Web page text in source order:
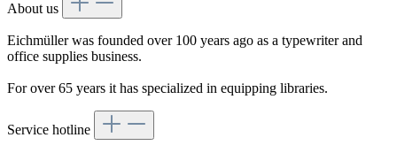
About us
Eichmüller was founded over 100 years ago as a typewriter and
office supplies business.
For over 65 years it has specialized in equipping libraries.
Service hotline